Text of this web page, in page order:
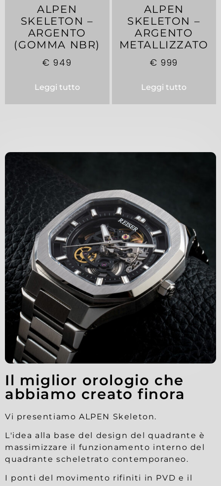
ALPEN
SKELETON –
ARGENTO
(GOMMA NBR)
€ 949
Leggi tutto
ALPEN
SKELETON –
ARGENTO
METALLIZZATO
€ 999
Leggi tutto
Il miglior orologio che
abbiamo creato finora
Vi presentiamo ALPEN Skeleton.
L'idea alla base del design del quadrante è
massimizzare il funzionamento interno del
quadrante scheletrato contemporaneo.
I ponti del movimento rifiniti in PVD e il